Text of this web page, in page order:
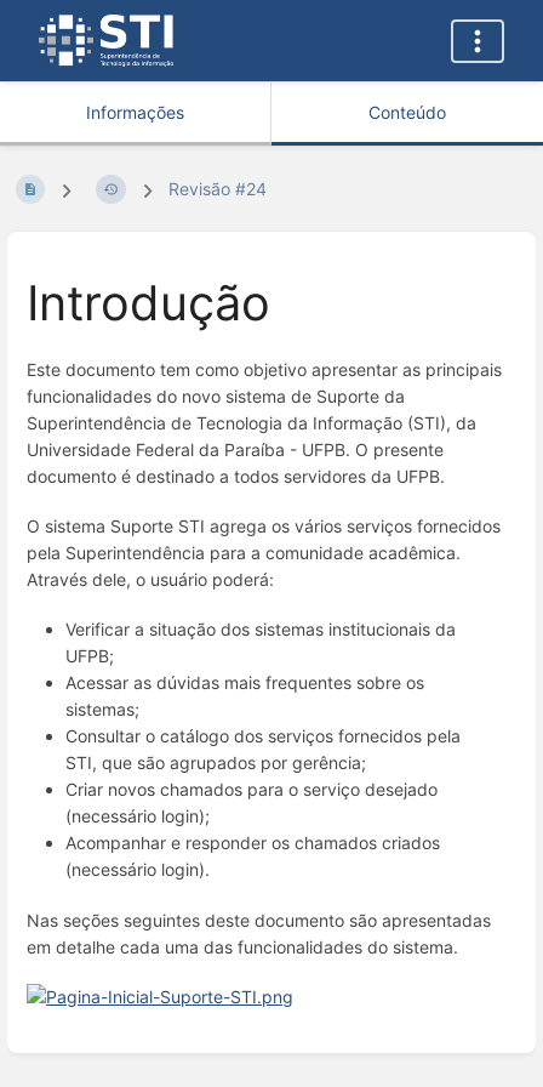
Informações Conteúdo
Revisão #24
Introdução
Este documento tem como objetivo apresentar as principais
funcionalidades do novo sistema de Suporte da
Superintendência de Tecnologia da Informação (STI), da
Universidade Federal da Paraíba - UFPB. O presente
documento é destinado a todos servidores da UFPB.
O sistema Suporte STI agrega os vários serviços fornecidos
pela Superintendência para a comunidade acadêmica.
Através dele, o usuário poderá:
Verificar a situação dos sistemas institucionais da
UFPB;
Acessar as dúvidas mais frequentes sobre os
sistemas;
Consultar o catálogo dos serviços fornecidos pela
STI, que são agrupados por gerência;
Criar novos chamados para o serviço desejado
(necessário login);
Acompanhar e responder os chamados criados
(necessário login).
Nas seções seguintes deste documento são apresentadas
em detalhe cada uma das funcionalidades do sistema.